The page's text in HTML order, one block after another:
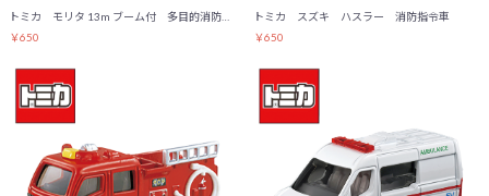
￥650
トミカ スズキ ハスラー 消防指令車
￥650